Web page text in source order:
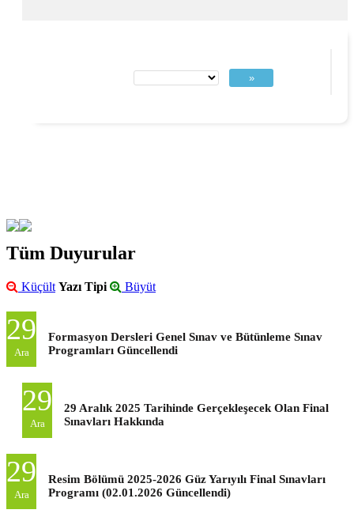
»
Tüm Duyurular
Küçült Yazı Tipi Büyüt
29
Ara
Formasyon Dersleri Genel Sınav ve Bütünleme Sınav
Programları Güncellendi
29
Ara
29 Aralık 2025 Tarihinde Gerçekleşecek Olan Final
Sınavları Hakkında
29
Ara
Resim Bölümü 2025-2026 Güz Yarıyılı Final Sınavları
Programı (02.01.2026 Güncellendi)